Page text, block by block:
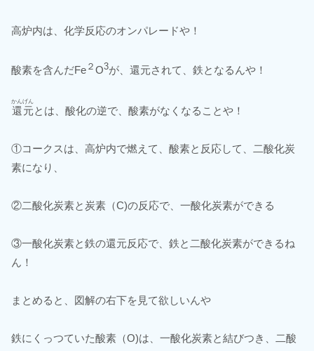
高炉内は、化学反応のオンパレードや！
酸素を含んだFe ２ O3が、還元されて、鉄となるんや！
還元
かんげん
とは、酸化の逆で、酸素がなくなることや！
①コークスは、高炉内で燃えて、酸素と反応して、二酸化炭
素になり、
②二酸化炭素と炭素（C)の反応で、一酸化炭素ができる
③一酸化炭素と鉄の還元反応で、鉄と二酸化炭素ができるね
ん！
まとめると、図解の右下を見て欲しいんや
鉄にくっつていた酸素（O)は、一酸化炭素と結びつき、二酸